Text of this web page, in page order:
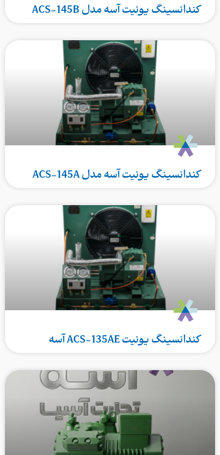
کندانسینگ یونیت آسه مدل ACS-145B
کندانسینگ یونیت آسه مدل ACS-145A
کندانسینگ یونیت ACS‑135AE آسه